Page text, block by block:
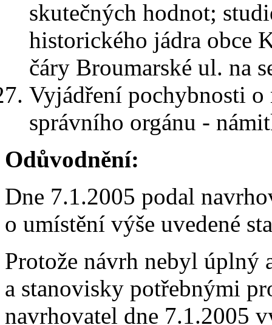
skutečných hodnot;
historického jádra obce
čáry Broumarské ul. na
Vyjádření pochybnosti o
správního orgánu -
Odůvodnění:
Dne 7.1.2005 podal
o umístění výše uvedené
Protože návrh nebyl úplný
a stanovisky potřebnými
navrhovatel dne 7.1.2005